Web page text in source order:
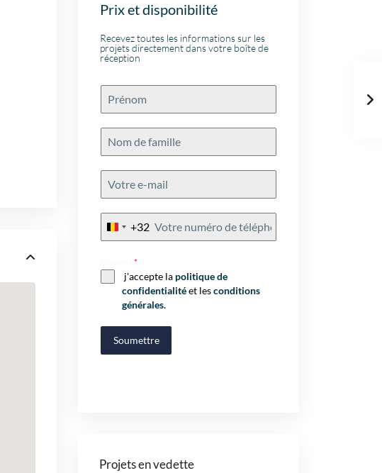
Prix et disponibilité
Recevez toutes les informations sur les
projets directement dans votre boîte de
réception
Belgium
+32
*
j'accepte la politique de
confidentialitéet lesconditions
générales.
Soumettre
Projets en vedette